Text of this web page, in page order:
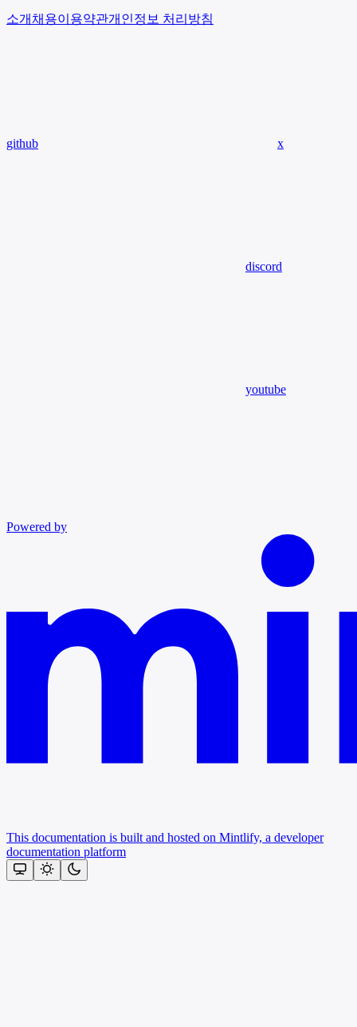
소개 채용이용약관개인정보 처리방침
github x
discord
youtube
Powered by
This documentation is built and hosted on Mintlify, a developer
documentation platform